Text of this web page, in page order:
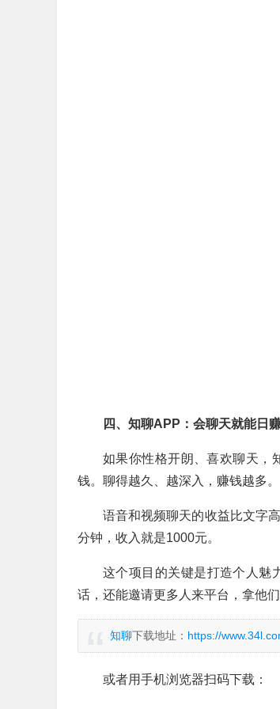
四、知聊APP：会聊天就能日
如果你性格开朗、喜欢聊天，
钱。聊得越久、越深入，赚钱越多。
语音和视频聊天的收益比文字
分钟，收入就是1000元。
这个项目的关键是打造个人魅
话，还能邀请更多人来平台，拿他们
知聊下载地址： https://
或者用手机浏览器扫码下载：